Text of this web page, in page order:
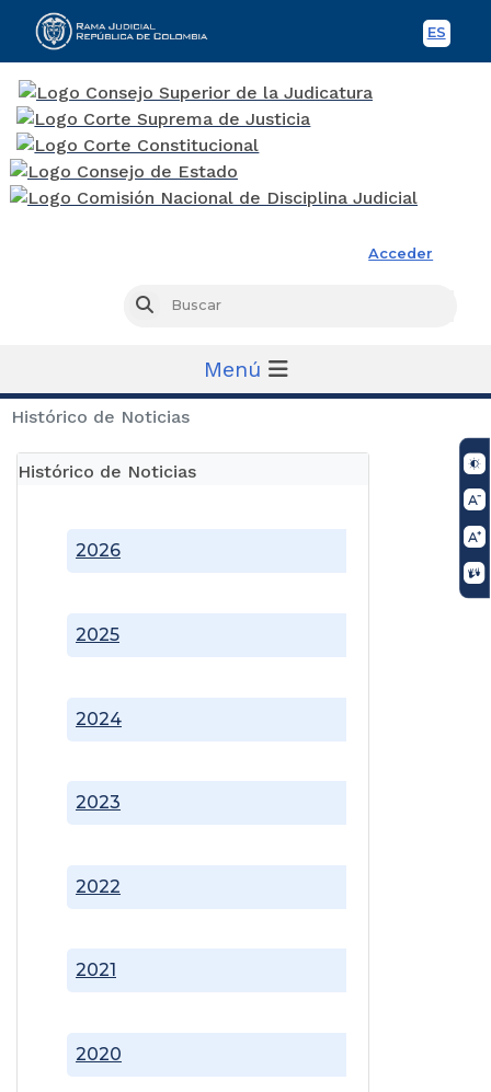
ES
Acceder
Buscar
Menú
Histórico de Noticias
Histórico de Noticias
2020
2021
2022
2023
2024
2025
2026